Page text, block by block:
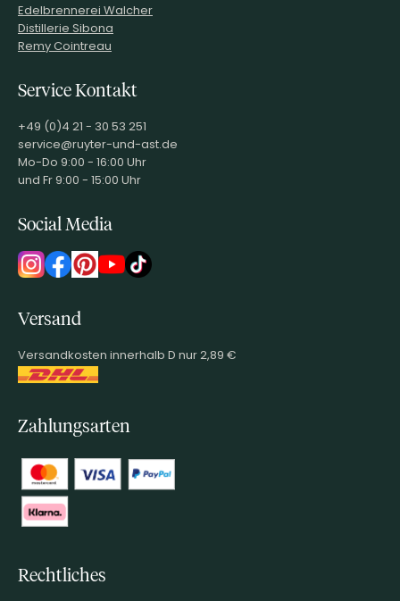
Edelbrennerei Walcher
Distillerie Sibona
Remy Cointreau
Service Kontakt
+49 (0)4 21 - 30 53 251
service@ruyter-und-ast.de
Mo-Do 9:00 - 16:00 Uhr
und Fr 9:00 - 15:00 Uhr
Social Media
Versand
Versandkosten innerhalb D nur 2,89 €
Zahlungsarten
Rechtliches